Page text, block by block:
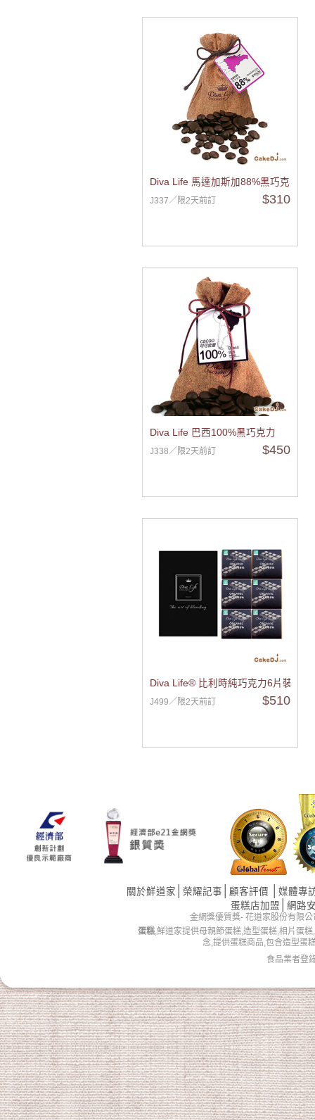
Diva Life 馬達加斯加88%黑巧克力鈕
J337／限2天前訂 $310
Diva Life 巴西100%黑巧克力
J338／限2天前訂 $450
Diva Life® 比利時純巧克力6片裝(原
J499／限2天前訂 $510
關於鮮道家 榮耀記事 顧客評價
媒體專
蛋糕店加盟
網路
金網獎優質獎- 花道家股份有限
蛋糕,鮮道家提供母親節蛋糕,造型蛋糕,相片蛋
念,提供蛋糕商品,包含造型蛋
食品業者登